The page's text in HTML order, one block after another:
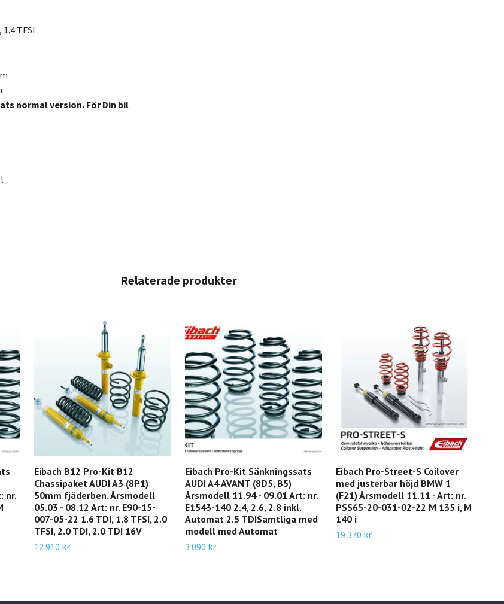
TFSI
normal version. För Din bil
nr.
Eibach B12 Pro-Kit B12
Chassipaket AUDI A3 (8P1)
50mm fjäderben. Årsmodell
05.03 - 08.12 Art: nr. E90-15-
007-05-22 1.6 TDI, 1.8 TFSI, 2.0
TFSI, 2.0 TDI, 2.0 TDI 16V
12 910 kr
Eibach Pro-Kit Sänkningssats
AUDI A4 AVANT (8D5, B5)
Årsmodell 11.94 - 09.01 Art: nr.
E1543-140 2.4, 2.6, 2.8 inkl.
Automat 2.5 TDISamtliga med
modell med Automat
3 090 kr
Eibach Pro-Street-S Coilover
med justerbar höjd BMW 1
(F21) Årsmodell 11.11 - Art: nr.
PSS65-20-031-02-22 M 135 i, M
140 i
19 370 kr